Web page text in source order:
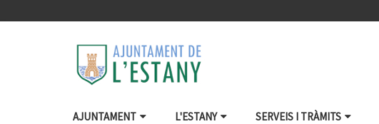
AJUNTAMENT L'ESTANY SERVEIS I TRÀMITS